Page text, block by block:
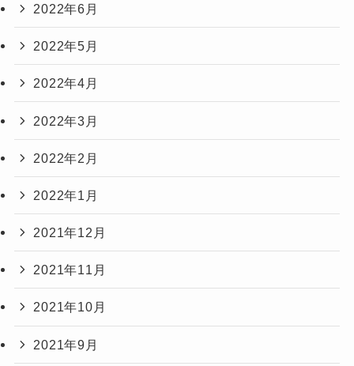
2022年6月
2022年5月
2022年4月
2022年3月
2022年2月
2022年1月
2021年12月
2021年11月
2021年10月
2021年9月